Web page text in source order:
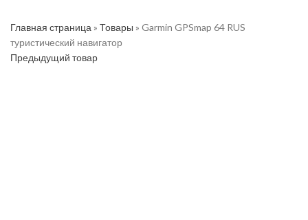
Главная страница » Товары » Garmin GPSmap 64 RUS
туристический навигатор
Предыдущий товар